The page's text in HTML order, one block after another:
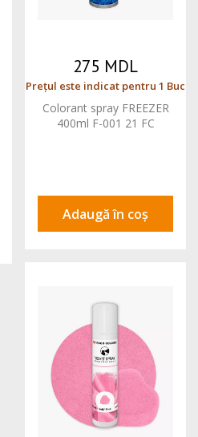
275 MDL
Prețul este indicat pentru 1 Buc
Colorant spray FREEZER
400ml F-001 21 FC
Adaugă în coș